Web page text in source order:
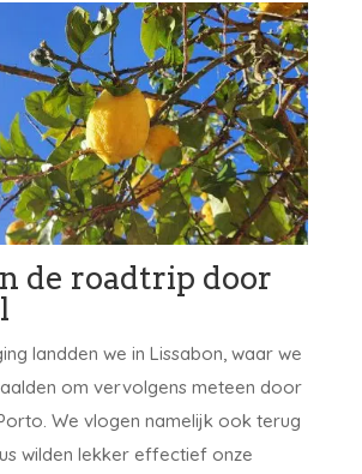
de roadtrip door
landden we in Lissabon, waar we
om vervolgens meteen door
We vlogen namelijk ook terug
wilden lekker effectief onze